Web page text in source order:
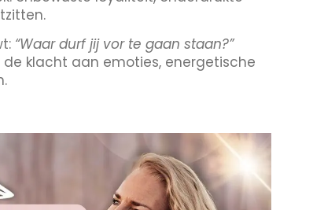
“Waar durf jij vor te gaan staan?”
klacht aan emoties, energetische